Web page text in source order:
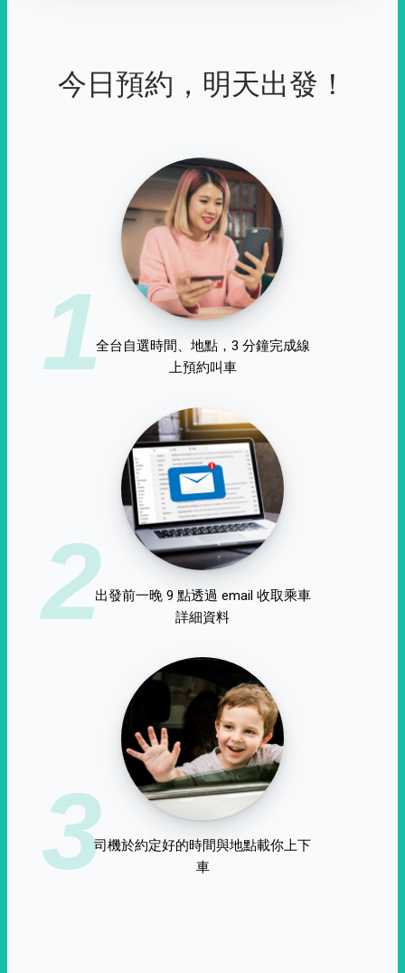
今日預約，明天出發！
1全台自選時間、地點，3 分鐘完成線
上預約叫車
2出發前一晚 9 點透過 email 收取乘車
詳細資料
3司機於約定好的時間與地點載你上下
車